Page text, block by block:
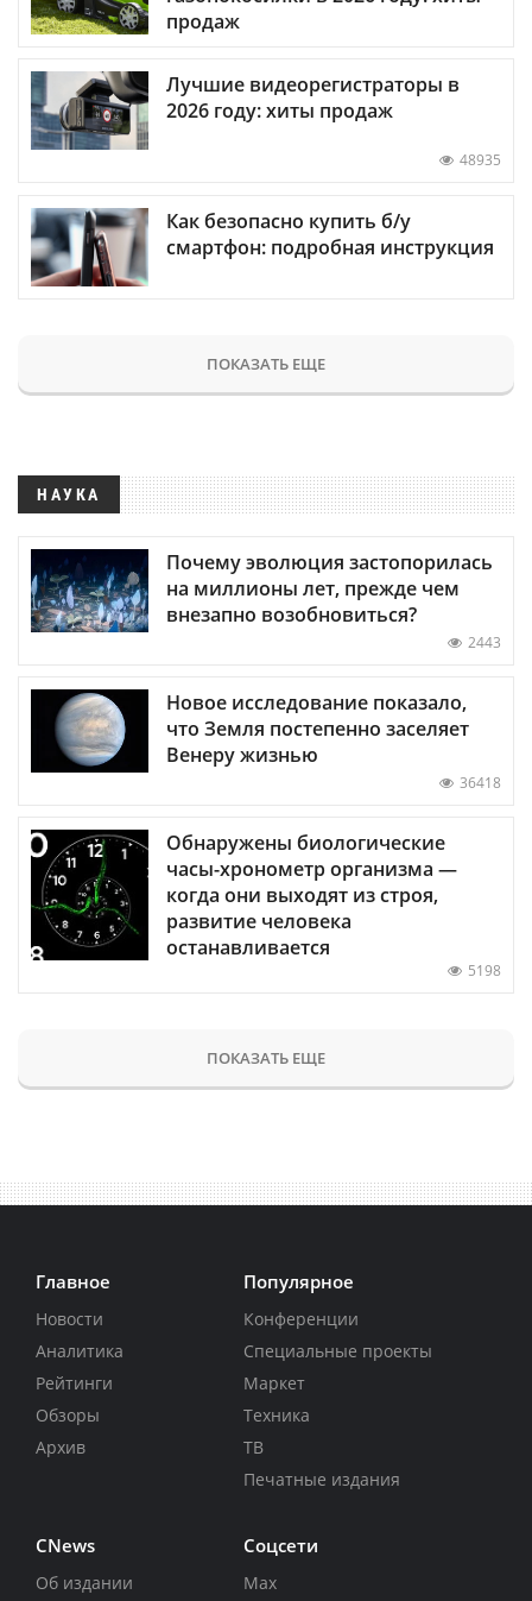
продаж
Лучшие видеорегистраторы в
2026 году: хиты продаж
48935
Как безопасно купить б/у
смартфон: подробная инструкция
ПОКАЗАТЬ ЕЩЕ
НАУКА
Почему эволюция застопорилась
на миллионы лет, прежде чем
внезапно возобновиться?
2443
Новое исследование показало,
что Земля постепенно заселяет
Венеру жизнью
36418
Обнаружены биологические
часы-хронометр организма —
когда они выходят из строя,
развитие человека
останавливается
5198
ПОКАЗАТЬ ЕЩЕ
Главное
Новости
Аналитика
Рейтинги
Обзоры
Архив
Популярное
Конференции
Специальные проекты
Маркет
Техника
ТВ
Печатные издания
CNews
Об издании
Соцсети
Max